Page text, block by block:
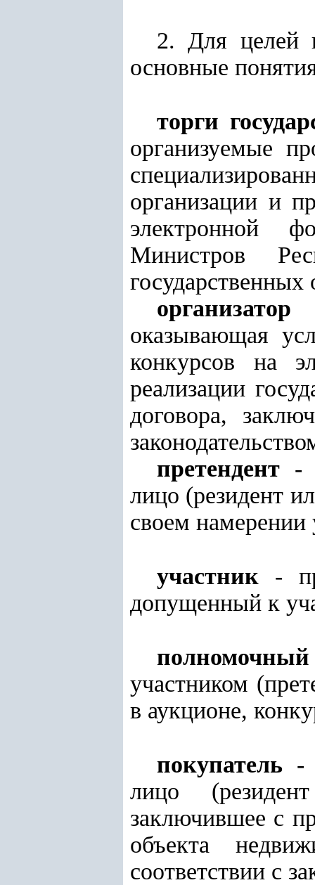
2. Для целей
основные
торги
организуемые
организации и
электронной
Министров
организатор
оказывающая
конкурсов на
реализации
договора,
претендент -
лицо (резидент
своем намерении
участник -
допущенный к
участником
в аукционе,
покупатель -
лицо
заключившее с
объекта
соответствии с